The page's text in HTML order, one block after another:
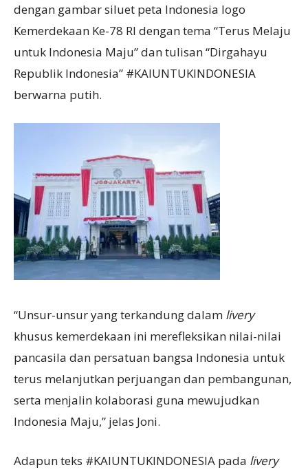
dengan gambar siluet peta Indonesia logo
Kemerdekaan Ke-78 RI dengan tema “Terus Melaju
untuk Indonesia Maju” dan tulisan “Dirgahayu
Republik Indonesia” #KAIUNTUKINDONESIA
berwarna putih.
“Unsur-unsur yang terkandung dalam livery
khusus kemerdekaan ini merefleksikan nilai-nilai
pancasila dan persatuan bangsa Indonesia untuk
terus melanjutkan perjuangan dan pembangunan,
serta menjalin kolaborasi guna mewujudkan
Indonesia Maju,” jelas Joni.
Adapun teks #KAIUNTUKINDONESIA pada livery